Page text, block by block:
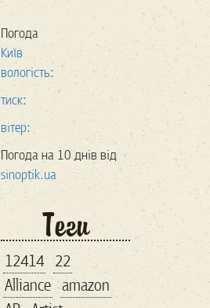
Погода
Київ
вологість:
тиск:
вітер:
Погода на 10 днів від
sinoptik.ua
Теги
12414 22
Alliance amazon